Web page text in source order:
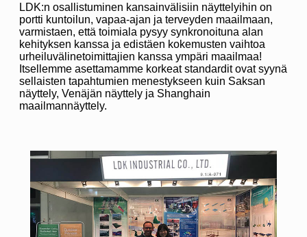
LDK:n osallistuminen kansainvälisiin näyttelyihin on
portti kuntoilun, vapaa-ajan ja terveyden maailmaan,
varmistaen, että toimiala pysyy synkronoituna alan
kehityksen kanssa ja edistäen kokemusten vaihtoa
urheiluvälinetoimittajien kanssa ympäri maailmaa!
Itsellemme asettamamme korkeat standardit ovat syynä
sellaisten tapahtumien menestykseen kuin Saksan
näyttely, Venäjän näyttely ja Shanghain
maailmannäyttely.